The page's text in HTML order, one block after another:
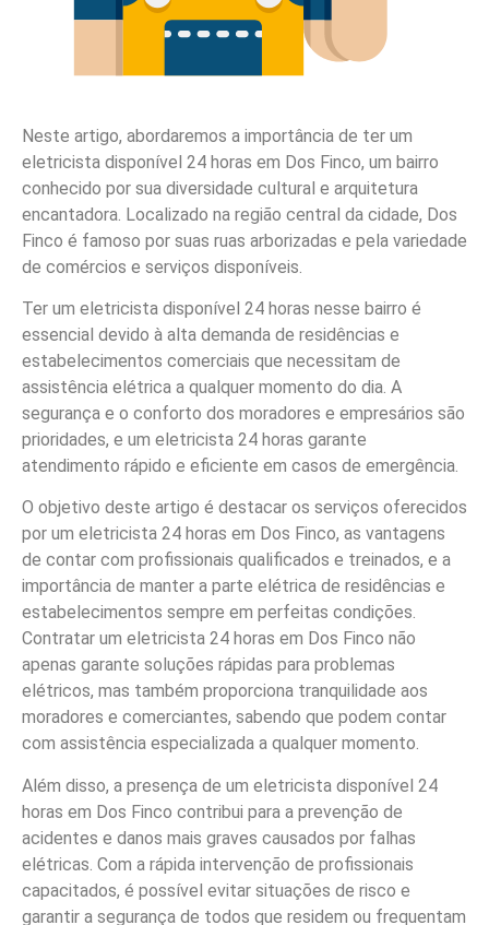
Neste artigo, abordaremos a importância de ter um
eletricista disponível 24 horas em Dos Finco, um bairro
conhecido por sua diversidade cultural e arquitetura
encantadora. Localizado na região central da cidade, Dos
Finco é famoso por suas ruas arborizadas e pela variedade
de comércios e serviços disponíveis.
Ter um eletricista disponível 24 horas nesse bairro é
essencial devido à alta demanda de residências e
estabelecimentos comerciais que necessitam de
assistência elétrica a qualquer momento do dia. A
segurança e o conforto dos moradores e empresários são
prioridades, e um eletricista 24 horas garante
atendimento rápido e eficiente em casos de emergência.
O objetivo deste artigo é destacar os serviços oferecidos
por um eletricista 24 horas em Dos Finco, as vantagens
de contar com profissionais qualificados e treinados, e a
importância de manter a parte elétrica de residências e
estabelecimentos sempre em perfeitas condições.
Contratar um eletricista 24 horas em Dos Finco não
apenas garante soluções rápidas para problemas
elétricos, mas também proporciona tranquilidade aos
moradores e comerciantes, sabendo que podem contar
com assistência especializada a qualquer momento.
Além disso, a presença de um eletricista disponível 24
horas em Dos Finco contribui para a prevenção de
acidentes e danos mais graves causados por falhas
elétricas. Com a rápida intervenção de profissionais
capacitados, é possível evitar situações de risco e
garantir a segurança de todos que residem ou frequentam